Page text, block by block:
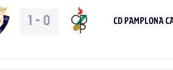
1 - 0 CD PAMPLONA